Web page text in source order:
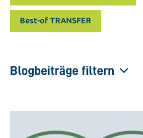
Best-of TRANSFER
Blogbeiträge filtern